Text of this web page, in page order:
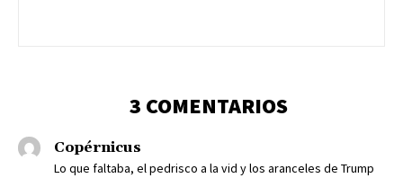
3 COMENTARIOS
Copérnicus
Lo que faltaba, el pedrisco a la vid y los aranceles de Trump